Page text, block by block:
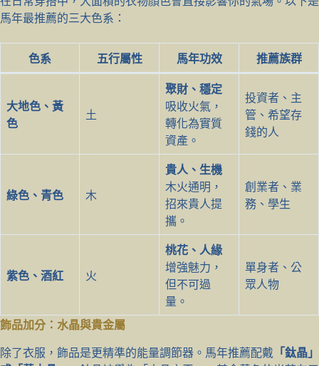
馬年最推薦的三大色系：
色系 五行屬性 馬年功效 推薦族群
大地色、黃
色
土
聚財、穩定
吸收火氣，
轉化為實質
資產。
投資者、主
管、希望存
錢的人
綠色、青色 木
貴人、生機
木火通明，
招來貴人提
攜。
創業者、業
務、學生
紫色、酒紅 火
桃花、人緣
增強魅力，
但不可過
量。
單身者、公
眾人物
飾品加分：水晶與貴金屬
除了衣服，飾品是更精準的能量調節器。馬年推薦配戴 「鈦晶」